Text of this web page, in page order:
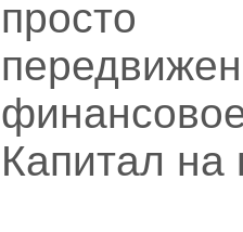
Капитал на